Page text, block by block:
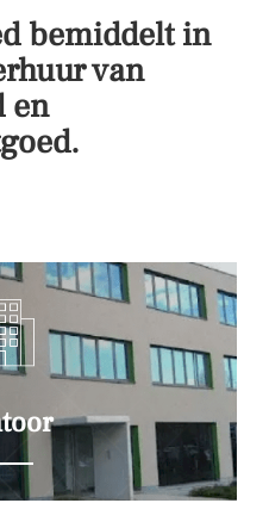
bemiddelt in
van
en